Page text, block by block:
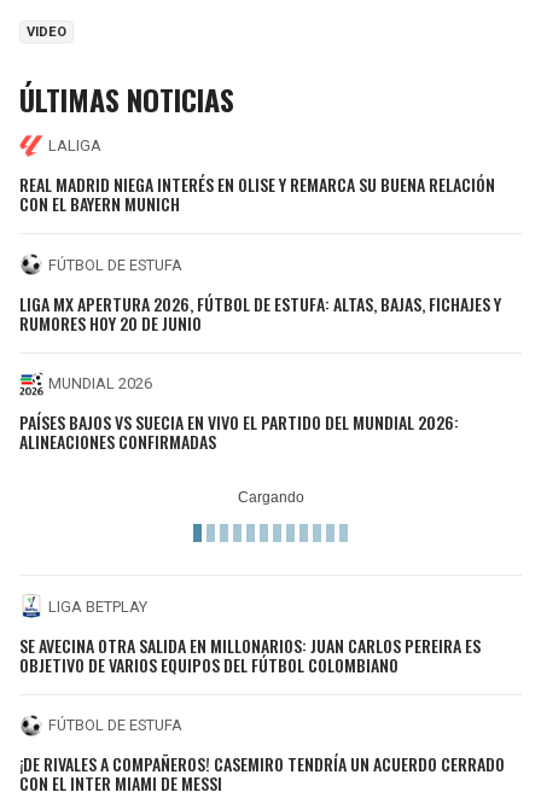
VIDEO
ÚLTIMAS NOTICIAS
LALIGA
REAL MADRID NIEGA INTERÉS EN OLISE Y REMARCA SU BUENA RELACIÓN
CON EL BAYERN MUNICH
FÚTBOL DE ESTUFA
LIGA MX APERTURA 2026, FÚTBOL DE ESTUFA: ALTAS, BAJAS, FICHAJES Y
RUMORES HOY 20 DE JUNIO
MUNDIAL 2026
PAÍSES BAJOS VS SUECIA EN VIVO EL PARTIDO DEL MUNDIAL 2026:
ALINEACIONES CONFIRMADAS
LIGA BETPLAY
SE AVECINA OTRA SALIDA EN MILLONARIOS: JUAN CARLOS PEREIRA ES
OBJETIVO DE VARIOS EQUIPOS DEL FÚTBOL COLOMBIANO
FÚTBOL DE ESTUFA
¡DE RIVALES A COMPAÑEROS! CASEMIRO TENDRÍA UN ACUERDO CERRADO
CON EL INTER MIAMI DE MESSI